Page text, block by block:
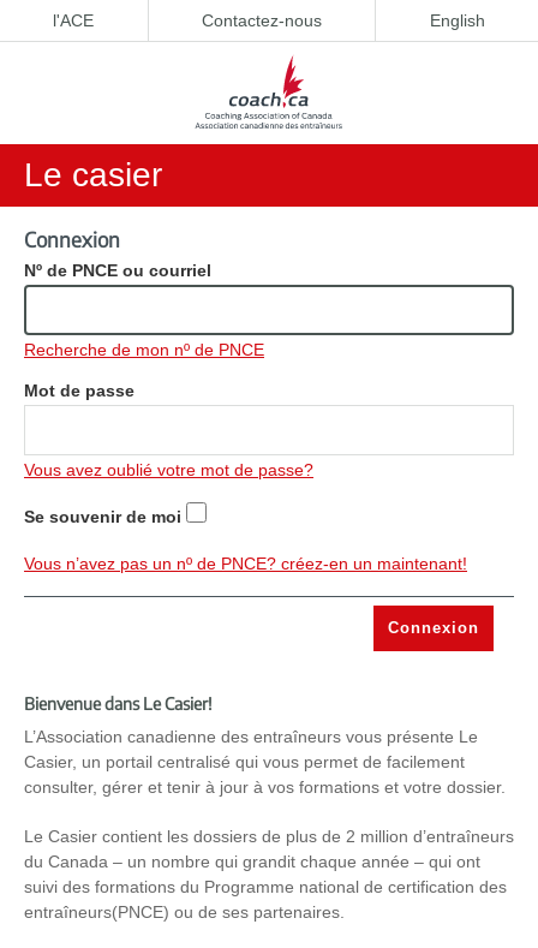
l'ACE Contactez-nous English
Le casier
Connexion
Nº de PNCE ou courriel
Recherche de mon nº de PNCE
Mot de passe
Vous avez oublié votre mot de passe?
Se souvenir de moi
Vous n’avez pas un nº de PNCE? créez-en un maintenant!
Bienvenue dans Le Casier!
L’Association canadienne des entraîneurs vous présente Le
Casier, un portail centralisé qui vous permet de facilement
consulter, gérer et tenir à jour à vos formations et votre dossier.
Le Casier contient les dossiers de plus de 2 million d’entraîneurs
du Canada – un nombre qui grandit chaque année – qui ont
suivi des formations du Programme national de certification des
entraîneurs(PNCE) ou de ses partenaires.